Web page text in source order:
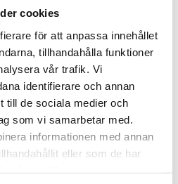
cookies
för att anpassa innehållet
tillhandahålla funktioner
vår trafik. Vi
identifierare och annan
till de sociala medier och
som vi samarbetar med.
informationen med annan
eller som de har
och organisationer
– insikter för hållbart